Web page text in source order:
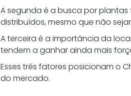
A segunda é a busca por
distribuídos, mesmo que não
A terceira é a importância da
tendem a ganhar ainda mais
Esses três fatores posicionam o
do mercado.